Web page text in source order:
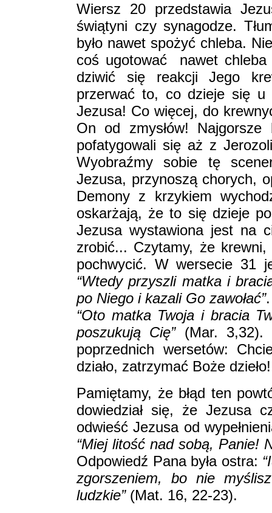
Wiersz 20 przedstawia
świątyni czy synagodze.
było nawet spożyć chleba.
coś ugotować ­ nawet
dziwić się reakcji Jego
przerwać to, co dzieje się u
Jezusa! Co więcej, do
On od zmysłów!
pofatygowali się aż z
Wyobraźmy sobie tę
Jezusa, przynoszą chorych,
Demony z krzykiem
oskarżają, że to się dzieje
Jezusa wystawiona jest na
zrobić... Czytamy, że
pochwycić. W wersecie 31
“Wtedy przyszli matka i
po Niego i kazali Go zawołać”
“Oto matka Twoja i bracia
poszukują Cię”(Mar. 3,32).
poprzednich wersetów:
działo, zatrzymać Boże dzieło!
Pamiętamy, że błąd ten
dowiedział się, że Jezusa
odwieść Jezusa od
“Miej litość nad sobą, Panie!
Odpowiedź Pana była ostra:
zgorszeniem, bo nie
ludzkie”(Mat. 16, 22-23).